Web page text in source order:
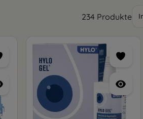
234 Produkte